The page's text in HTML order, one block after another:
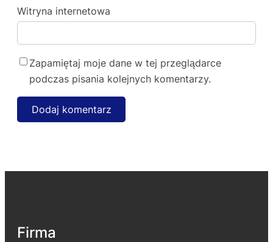
Witryna internetowa
Zapamiętaj moje dane w tej przeglądarce
podczas pisania kolejnych komentarzy.
Firma